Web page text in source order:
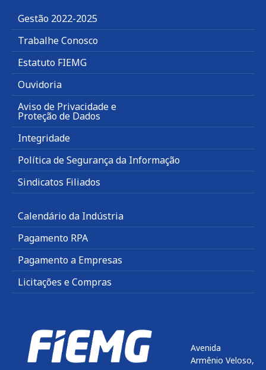
Gestão 2022-2025
Trabalhe Conosco
Estatuto FIEMG
Ouvidoria
Aviso de Privacidade e
Proteção de Dados
Integridade
Política de Segurança da Informação
Sindicatos Filiados
Calendário da Indústria
Pagamento RPA
Pagamento a Empresas
Licitações e Compras
Avenida
Armênio Veloso,